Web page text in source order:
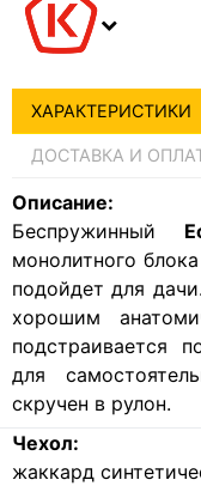
ХАРАКТЕРИСТИКИ
ДОСТАВКА И
Описание:
Беспружинный
монолитного
подойдет для
хорошим
подстраивается
для
скручен в рулон.
Чехол:
жаккард